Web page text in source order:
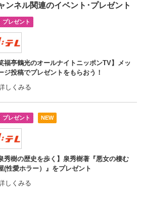
ンネル関連のイベント･プレゼント
プレゼント
福亭鶴光のオールナイトニッポンTV】メッ
ジ投稿でプレゼントをもらおう！
しくみる
プレゼント NEW
秀樹の歴史を歩く】泉秀樹著『悪女の棲む
(性愛ホラー）』をプレゼント
しくみる